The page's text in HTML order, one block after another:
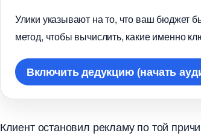
Улики указывают на то, что ваш бюджет
метод, чтобы вычислить, какие именно
ключить дедукцию (начать
Клиент остановил рекламу по той